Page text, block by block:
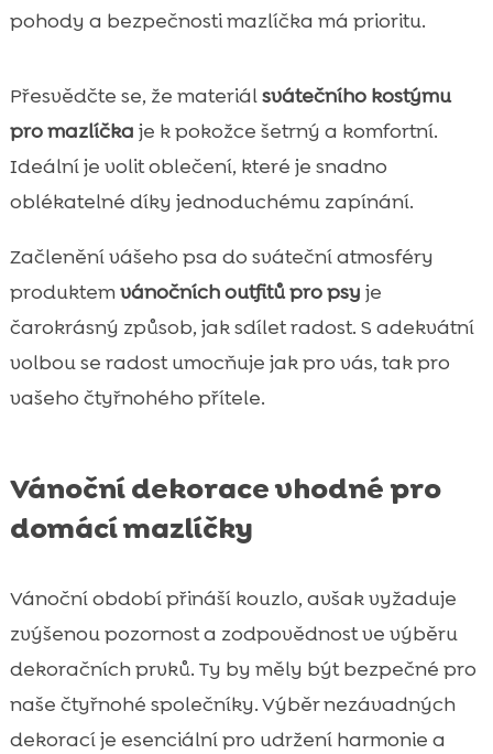
pohody a bezpečnosti mazlíčka má prioritu.
Přesvědčte se, že materiálsvátečního kostýmu
pro mazlíčka je k pokožce šetrný a komfortní.
Ideální je volit oblečení, které je snadno
oblékatelné díky jednoduchému zapínání.
Začlenění vášeho psa do sváteční atmosféry
produktemvánočních outfitů pro psy je
čarokrásný způsob, jak sdílet radost. S adekvátní
volbou se radost umocňuje jak pro vás, tak pro
vašeho čtyřnohého přítele.
Vánoční dekorace vhodné pro
domácí mazlíčky
Vánoční období přináší kouzlo, avšak vyžaduje
zvýšenou pozornost a zodpovědnost ve výběru
dekoračních prvků. Ty by měly být bezpečné pro
naše čtyřnohé společníky. Výběr nezávadných
dekorací je esenciální pro udržení harmonie a